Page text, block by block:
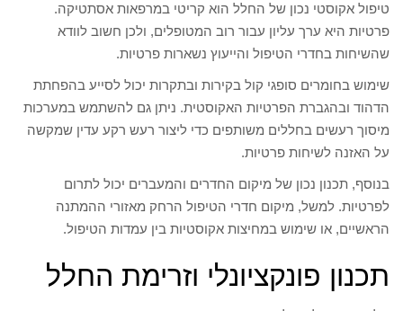
טיפול אקוסטי נכון של החלל הוא קריטי במרפאות אסתטיקה.
פרטיות היא ערך עליון עבור רוב המטופלים, ולכן חשוב לוודא
שהשיחות בחדרי הטיפול והייעוץ נשארות פרטיות.
שימוש בחומרים סופגי קול בקירות ובתקרות יכול לסייע בהפחתת
הדהוד ובהגברת הפרטיות האקוסטית. ניתן גם להשתמש במערכות
מיסוך רעשים בחללים משותפים כדי ליצור רעש רקע עדין שמקשה
על האזנה לשיחות פרטיות.
בנוסף, תכנון נכון של מיקום החדרים והמעברים יכול לתרום
לפרטיות. למשל, מיקום חדרי הטיפול הרחק מאזורי ההמתנה
הראשיים, או שימוש במחיצות אקוסטיות בין עמדות הטיפול.
תכנון פונקציונלי וזרימת החלל